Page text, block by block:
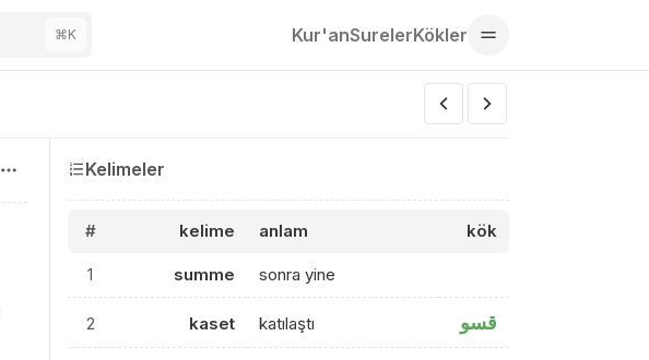
⌘K Kur'anSurelerKökler
Kelimeler
# kelime anlam kök
1 summe sonra yine
2 kaset katılaştı قسو